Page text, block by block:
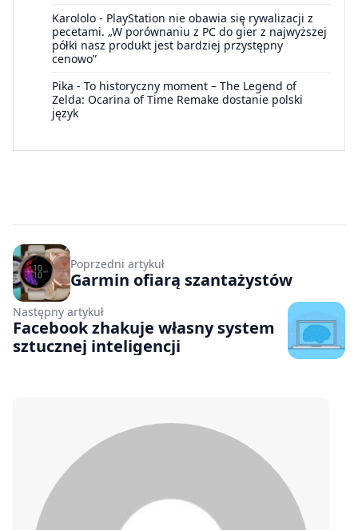
Karololo - PlayStation nie obawia się rywalizacji z
pecetami. „W porównaniu z PC do gier z najwyższej
półki nasz produkt jest bardziej przystępny
cenowo”
Pika - To historyczny moment – The Legend of
Zelda: Ocarina of Time Remake dostanie polski
język
Poprzedni artykuł
Garmin ofiarą szantażystów
Następny artykuł
Facebook zhakuje własny system
sztucznej inteligencji